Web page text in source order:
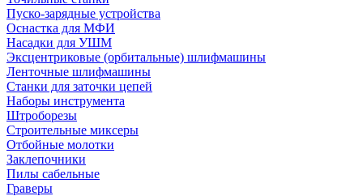
Пуско-зарядные устройства
Оснастка для МФИ
Насадки для УШМ
Эксцентриковые (орбитальные) шлифмашины
Ленточные шлифмашины
Станки для заточки цепей
Наборы инструмента
Штроборезы
Строительные миксеры
Отбойные молотки
Заклепочники
Пилы сабельные
Граверы